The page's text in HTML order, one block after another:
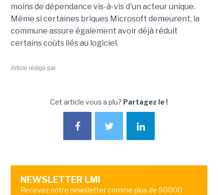
moins de dépendance vis-à-vis d'un acteur unique.
Même si certaines briques Microsoft demeurent, la
commune assure également avoir déjà réduit
certains coûts liés au logiciel.
Article rédigé par
Cet article vous a plu? Partagez le !
NEWSLETTER LMI
Recevez notre newsletter comme plus de 50000